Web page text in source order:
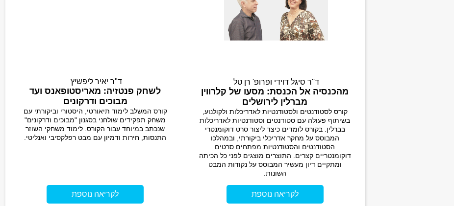
ד''ר סיגל דוידי ופרופ' רן טל
מהכנסיה אל הכנסת: מסעו של קלרווין
מברלין לירושלים
קורס לסטודנטים ולסטודנטיות לאדריכלות ולקולנוע,
בשיתוף פעולה עם סטודנטים וסטודנטיות לאדריכלות
בברלין. בקורס לומדים כיצד ליצור סרט דוקומנטרי
המבוסס על מחקר אדריכלי ביקורתי, ובמהלכו
הסטודנטים והסטודנטיות מפתחים סרטים
דוקומנטריים קצרים. התוצרים מוצגים לפני כל הכיתה
ומתקיים דיון מעשיר המבוסס על נקודות המבט
השונות.
לקריאה נוספת
ד"ר יאיר ליפשיץ
לשחק פנטזיה: מאריסטופאנס ועד
מבוכים ודרקונים
קורס המשלב לימוד תיאורטי, היסטורי וביקורתי עם
משחק תפקידים שולחני בסגנון "מבוכים ודרקונים"
שנכתב במיוחד עבור הקורס. לימוד משחקי השוזר
התנסות, חירות ודמיון עם מבט רפלקסיבי ואנליטי.
לקריאה נוספת